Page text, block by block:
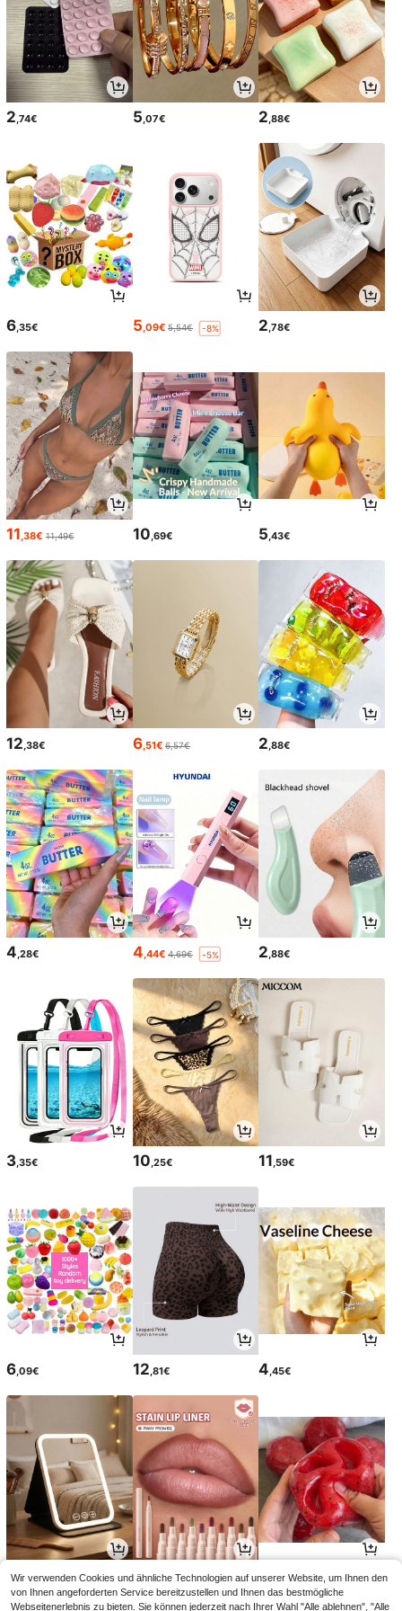
2 ,74€ 5 ,07€ 2 ,88€
6,35€ 5,09€ 5,54€ -8% 2,78€
11,38€ 11,49€ 10,69€ 5,43€
12 ,38€ 6,51€ 6,57€ 2 ,88€
4 ,28€ 4 ,44€ 4,69€ -5% 2 ,88€
3,35€ 10,25€ 11,59€
6,09€ 12,81€ 4,45€
3,98€ 5,58€ 6,81€
Wir verwenden Cookies und ähnliche Technologien auf unserer Website, um Ihnen den
von Ihnen angeforderten Service bereitzustellen und Ihnen das bestmögliche
Webseitenerlebnis zu bieten. Sie können jederzeit nach Ihrer Wahl "Alle ablehnen", "Alle